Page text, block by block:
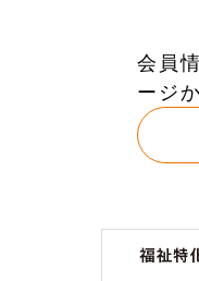
会員
ージ